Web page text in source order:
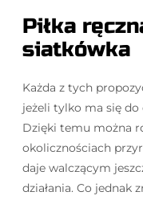
Piłka
siatkówka
Każda z tych
jeżeli tylko ma się
Dzięki temu można
okolicznościach
daje walczącym
działania. Co jednak